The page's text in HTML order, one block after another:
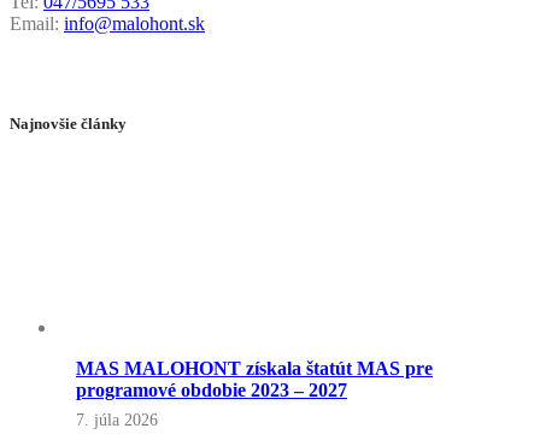
Email: info@malohont.sk
Najnovšie články
MAS MALOHONT získala štatút MAS pre
programové obdobie 2023 – 2027
7. júla 2026